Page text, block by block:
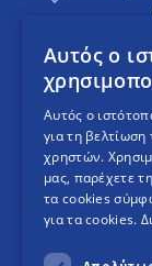
Αυτός ο
Αυτός ο
για τη βελτίωση
χρηστών.
μας, παρέχετε
τα cookies
για τα cookies.